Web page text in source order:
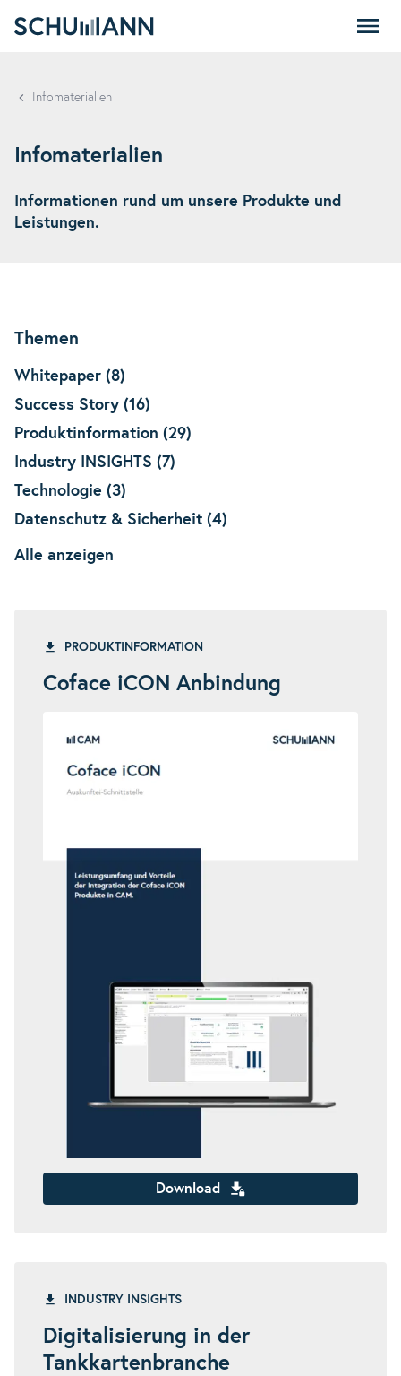
Infomaterialien
Infomaterialien
Informationen rund um unsere Produkte und
Leistungen.
Themen
Whitepaper (8)
Success Story (16)
Produktinformation (29)
Industry INSIGHTS (7)
Technologie (3)
Datenschutz & Sicherheit (4)
Alle anzeigen
PRODUKTINFORMATION
Coface iCON Anbindung
Download
INDUSTRY INSIGHTS
Digitalisierung in der
Tankkartenbranche